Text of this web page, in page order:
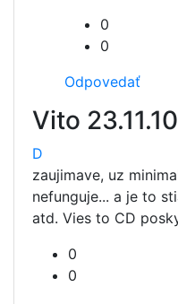
0
0
Odpovedať
Vito
D
zaujimave, uz
nefunguje... a je to
atd. Vies to CD
0
0